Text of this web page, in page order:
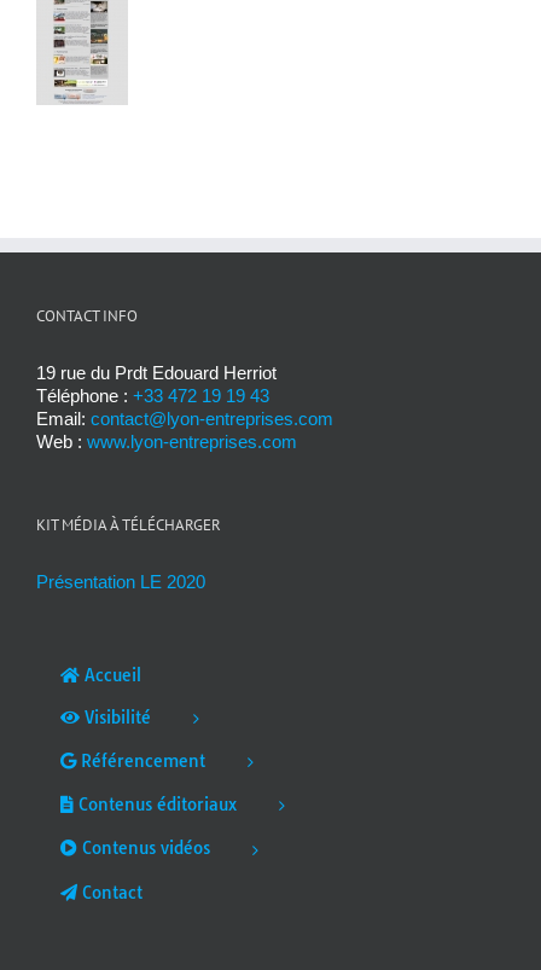
CONTACT INFO
19 rue du Prdt Edouard Herriot
Téléphone : +33 472 19 19 43
Email: contact@lyon-entreprises.com
Web : www.lyon-entreprises.com
KIT MÉDIA À TÉLÉCHARGER
Présentation LE 2020
Accueil
Visibilité
Référencement
Contenus éditoriaux
Contenus vidéos
Contact